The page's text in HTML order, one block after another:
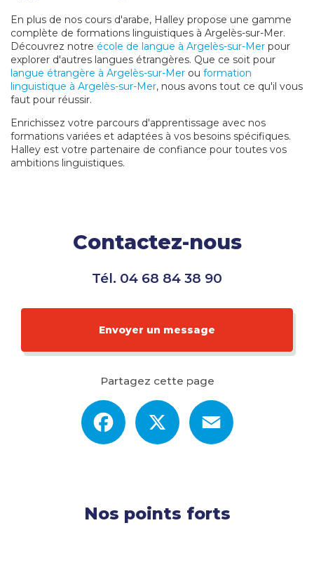
En plus de nos cours d'arabe, Halley propose une gamme
complète de formations linguistiques à Argelès-sur-Mer.
Découvrez notre école de langue à Argelès-sur-Mer pour
explorer d'autres langues étrangères. Que ce soit pour
langue étrangère à Argelès-sur-Mer ou formation
linguistique à Argelès-sur-Mer, nous avons tout ce qu'il vous
faut pour réussir.
Enrichissez votre parcours d'apprentissage avec nos
formations variées et adaptées à vos besoins spécifiques.
Halley est votre partenaire de confiance pour toutes vos
ambitions linguistiques.
Contactez-nous
Tél. 04 68 84 38 90
Envoyer un message
Partagez cette page
Facebook
Nos points forts